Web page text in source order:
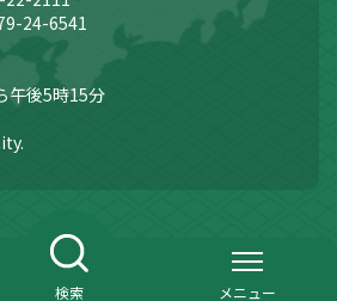
24-6541
午後5時15分
検索 メニュー